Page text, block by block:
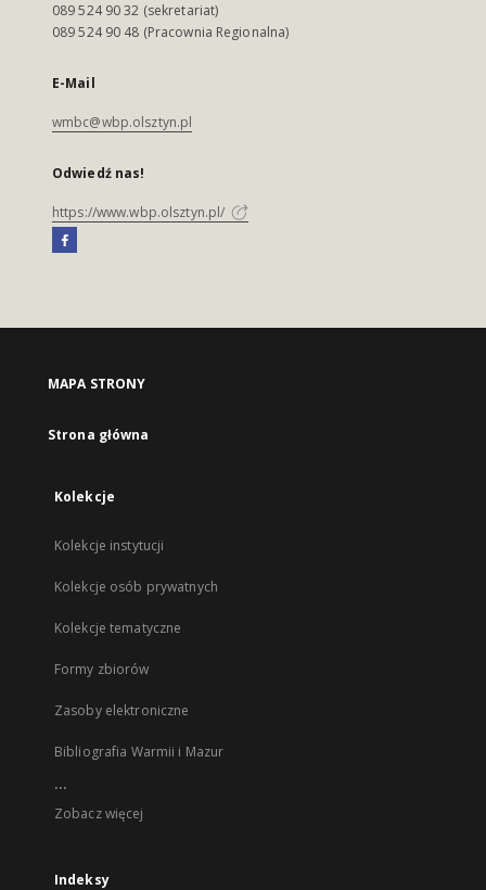
089 524 90 32 (sekretariat)
089 524 90 48 (Pracownia Regionalna)
E-Mail
wmbc@wbp.olsztyn.pl
Odwiedź nas!
https://www.wbp.olsztyn.pl/
MAPA STRONY
Strona główna
Kolekcje
Kolekcje instytucji
Kolekcje osób prywatnych
Kolekcje tematyczne
Formy zbiorów
Zasoby elektroniczne
Bibliografia Warmii i Mazur
...
Zobacz więcej
Indeksy